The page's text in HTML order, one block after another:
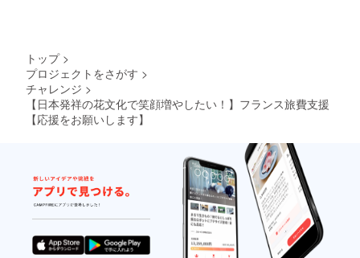
トップ >
プロジェクトをさがす >
チャレンジ >
【日本発祥の花文化で笑顔増やしたい！】フランス旅費支援
【応援をお願いします】